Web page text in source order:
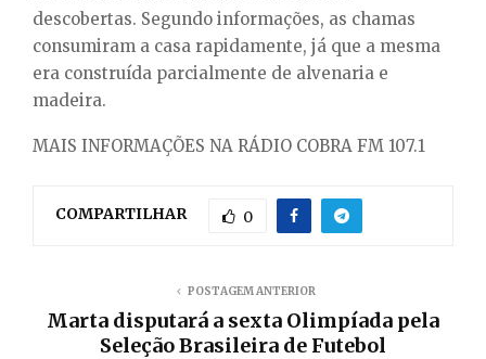
descobertas. Segundo informações, as chamas
consumiram a casa rapidamente, já que a mesma
era construída parcialmente de alvenaria e
madeira.
MAIS INFORMAÇÕES NA RÁDIO COBRA FM 107.1
COMPARTILHAR 0
POSTAGEM ANTERIOR
Marta disputará a sexta Olimpíada pela
Seleção Brasileira de Futebol